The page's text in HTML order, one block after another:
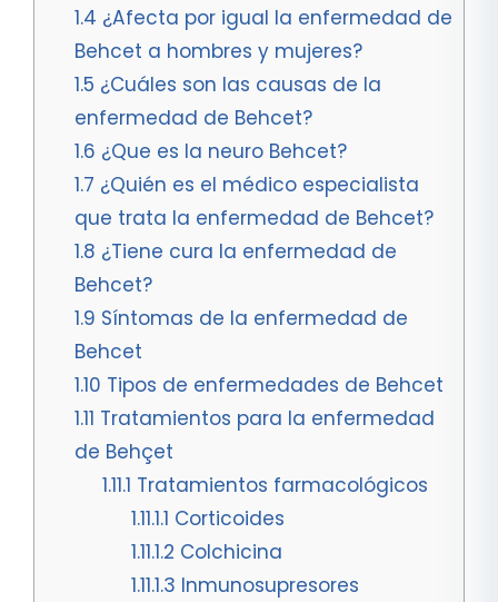
1.4 ¿Afecta por igual la enfermedad de
Behcet a hombres y mujeres?
1.5 ¿Cuáles son las causas de la
enfermedad de Behcet?
1.6 ¿Que es la neuro Behcet?
1.7 ¿Quién es el médico especialista
que trata la enfermedad de Behcet?
1.8 ¿Tiene cura la enfermedad de
Behcet?
1.9 Síntomas de la enfermedad de
Behcet
1.10 Tipos de enfermedades de Behcet
1.11 Tratamientos para la enfermedad
de Behçet
1.11.1 Tratamientos farmacológicos
1.11.1.1 Corticoides
1.11.1.2 Colchicina
1.11.1.3 Inmunosupresores